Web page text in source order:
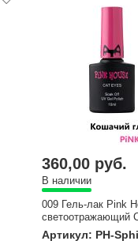
360,00 руб.
В наличии
009 Гель-лак Pink
светоотражающий
Артикул: PH-